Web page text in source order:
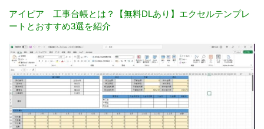
アイピア 工事台帳とは？【無料DLあり】エクセルテンプレ
ートとおすすめ3選を紹介